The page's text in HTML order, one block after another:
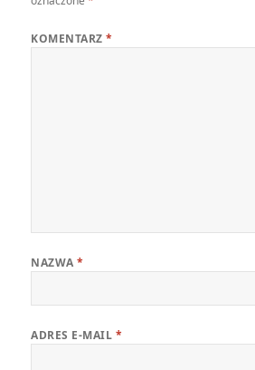
KOMENTARZ*
NAZWA*
ADRES E-MAIL *